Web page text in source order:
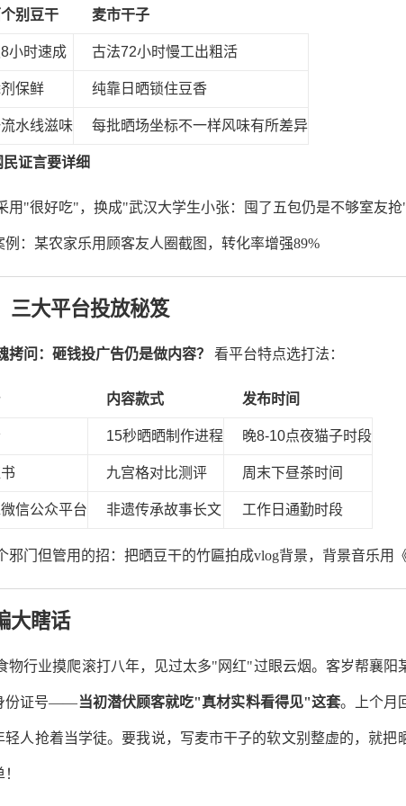
别豆干 麦市干子
小时速成 古法72小时慢工出粗活
保鲜 纯靠日晒锁住豆香
水线滋味 每批晒场坐标不一样风味有所差异
证言要详细
用"很好吃"，换成"武汉大学生小张：囤了五包仍是不够室友抢
例：某农家乐用顾客友人圈截图，转化率增强89%
三大平台投放秘笈
拷问：砸钱投广告仍是做内容？ 看平台特点选打法：
内容款式 发布时间
15秒晒晒制作进程 晚8-10点夜猫子时段
九宫格对比测评 周末下昼茶时间
信公众平台 非遗传承故事长文 工作日通勤时段
邪门但管用的招：把晒豆干的竹匾拍成vlog背景，背景音乐用
大瞎话
物行业摸爬滚打八年，见过太多"网红"过眼云烟。客岁帮襄
份证号——当初潜伏顾客就吃"真材实料看得见"这套。上个月
轻人抢着当学徒。要我说，写麦市干子的软文别整虚的，就